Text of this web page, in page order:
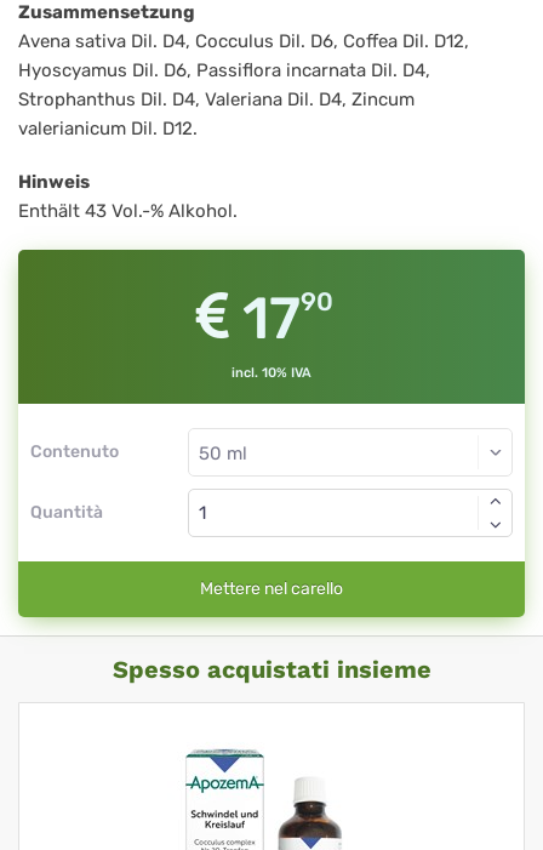
Zusammensetzung
Avena sativa Dil. D4, Cocculus Dil. D6, Coffea Dil. D12,
Hyoscyamus Dil. D6, Passiflora incarnata Dil. D4,
Strophanthus Dil. D4, Valeriana Dil. D4, Zincum
valerianicum Dil. D12.
Hinweis
Enthält 43 Vol.-% Alkohol.
1790
incl. 10% IVA
Contenuto
Quantità
Mettere nel carello
Spesso acquistati insieme